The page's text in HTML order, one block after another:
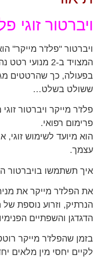
ויברטור זוגי
ויברטור "פלז'ר מייקר"
המצויד ב-2
בפעולה, כך שהרטטים
ששולט בשלט…
פרימום רפואי.
הוא מיועד לשימוש
עצמך.
איך תשתמשו בויברטור
את הפלז'ר מייקר את
הנרתיק, וזרוע נוספת
הדגדגן והשפתיים
בזמן שהפלז'ר מייקר
לקיים יחסי מין מלאים